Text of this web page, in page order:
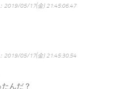
：2019/05/17(金) 21:45:06.47
：2019/05/17(金) 21:45:30.54
んだ？